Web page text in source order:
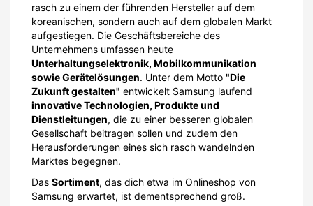
rasch zu einem der führenden Hersteller auf dem
koreanischen, sondern auch auf dem globalen Markt
aufgestiegen. Die Geschäftsbereiche des
Unternehmens umfassen heute
Unterhaltungselektronik, Mobilkommunikation
sowie Gerätelösungen. Unter dem Motto "Die
Zukunft gestalten" entwickelt Samsung laufend
innovative Technologien, Produkte und
Dienstleitungen, die zu einer besseren globalen
Gesellschaft beitragen sollen und zudem den
Herausforderungen eines sich rasch wandelnden
Marktes begegnen.
Das Sortiment, das dich etwa im Onlineshop von
Samsung erwartet, ist dementsprechend groß.